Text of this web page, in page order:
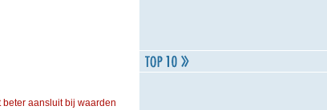
aansluit bij waarden